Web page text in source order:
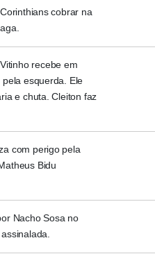
cobrar na
recebe em
esquerda. Ele
e chuta. Cleiton faz
com perigo pela
Bidu
Nacho Sosa no